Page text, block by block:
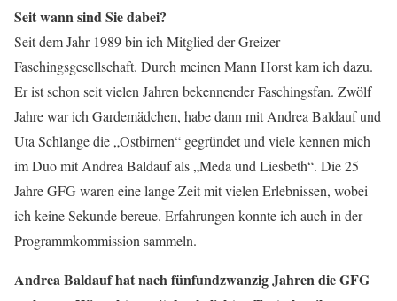
Seit wann sind Sie dabei?
Seit dem Jahr 1989 bin ich Mitglied der Greizer
Faschingsgesellschaft. Durch meinen Mann Horst kam ich dazu.
Er ist schon seit vielen Jahren bekennender Faschingsfan. Zwölf
Jahre war ich Gardemädchen, habe dann mit Andrea Baldauf und
Uta Schlange die „Ostbirnen“ gegründet und viele kennen mich
im Duo mit Andrea Baldauf als „Meda und Liesbeth“. Die 25
Jahre GFG waren eine lange Zeit mit vielen Erlebnissen, wobei
ich keine Sekunde bereue. Erfahrungen konnte ich auch in der
Programmkommission sammeln.
Andrea Baldauf hat nach fünfundzwanzig Jahren die GFG